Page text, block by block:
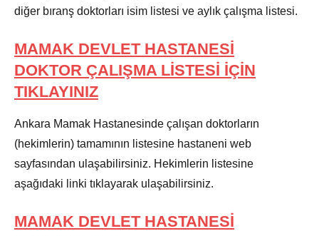
diğer bıranş doktorları isim listesi ve aylık çalışma listesi.
MAMAK DEVLET HASTANESİ
DOKTOR ÇALIŞMA LİSTESİ İÇİN
TIKLAYINIZ
Ankara Mamak Hastanesinde çalışan doktorların
(hekimlerin) tamamının listesine hastaneni web
sayfasından ulaşabilirsiniz. Hekimlerin listesine
aşağıdaki linki tıklayarak ulaşabilirsiniz.
MAMAK DEVLET HASTANESİ